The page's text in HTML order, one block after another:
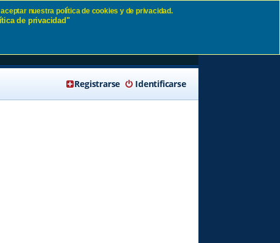
Identificarse
Registrarse
nuestra política de cookies y de privacidad.
de privacidad"